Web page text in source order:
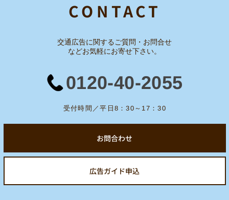
CONTACT
交通広告に関するご質問・お問合せ
などお気軽にお寄せ下さい。
0120-40-2055
受付時間／平日8：30～17：30
お問合わせ
広告ガイド申込